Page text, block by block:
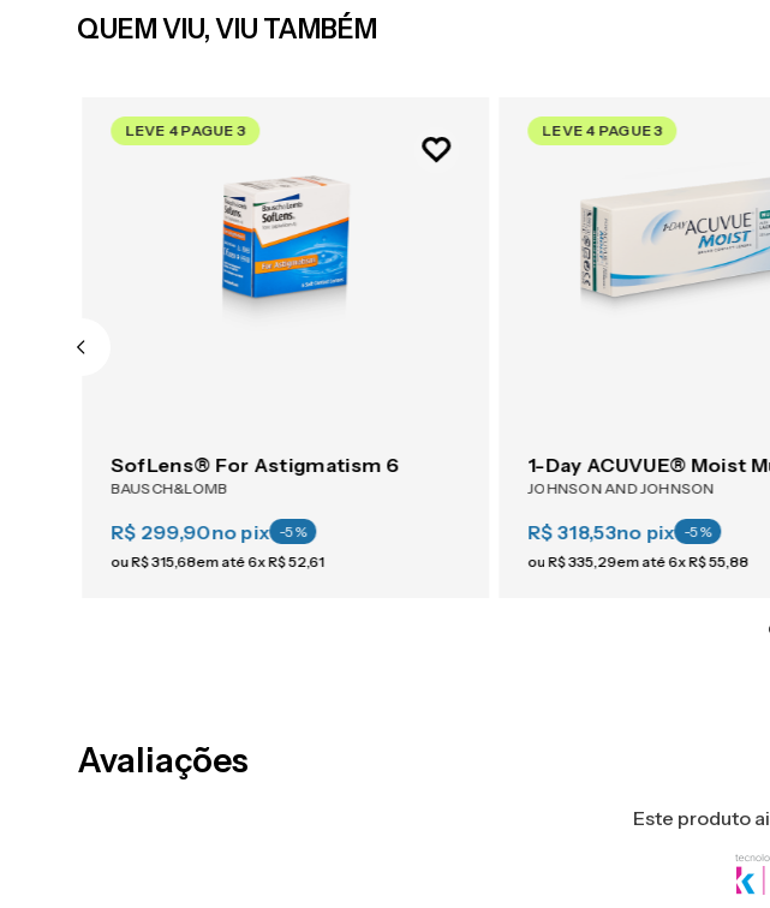
QUEM VIU, VIU TAMBÉM
LEVE 4 PAGUE 3
SofLens® For Astigmatism 6
BAUSCH&LOMB
R$ 299,90no pix -5%
ouR$315,68em até6xR$52,61
LEVE 4 PAGUE 3
JOHNSON AND JOHNSON
R$ 318,53no pix -5%
ouR$335 29em até6xR$55 ,88
Avaliações
Este produto